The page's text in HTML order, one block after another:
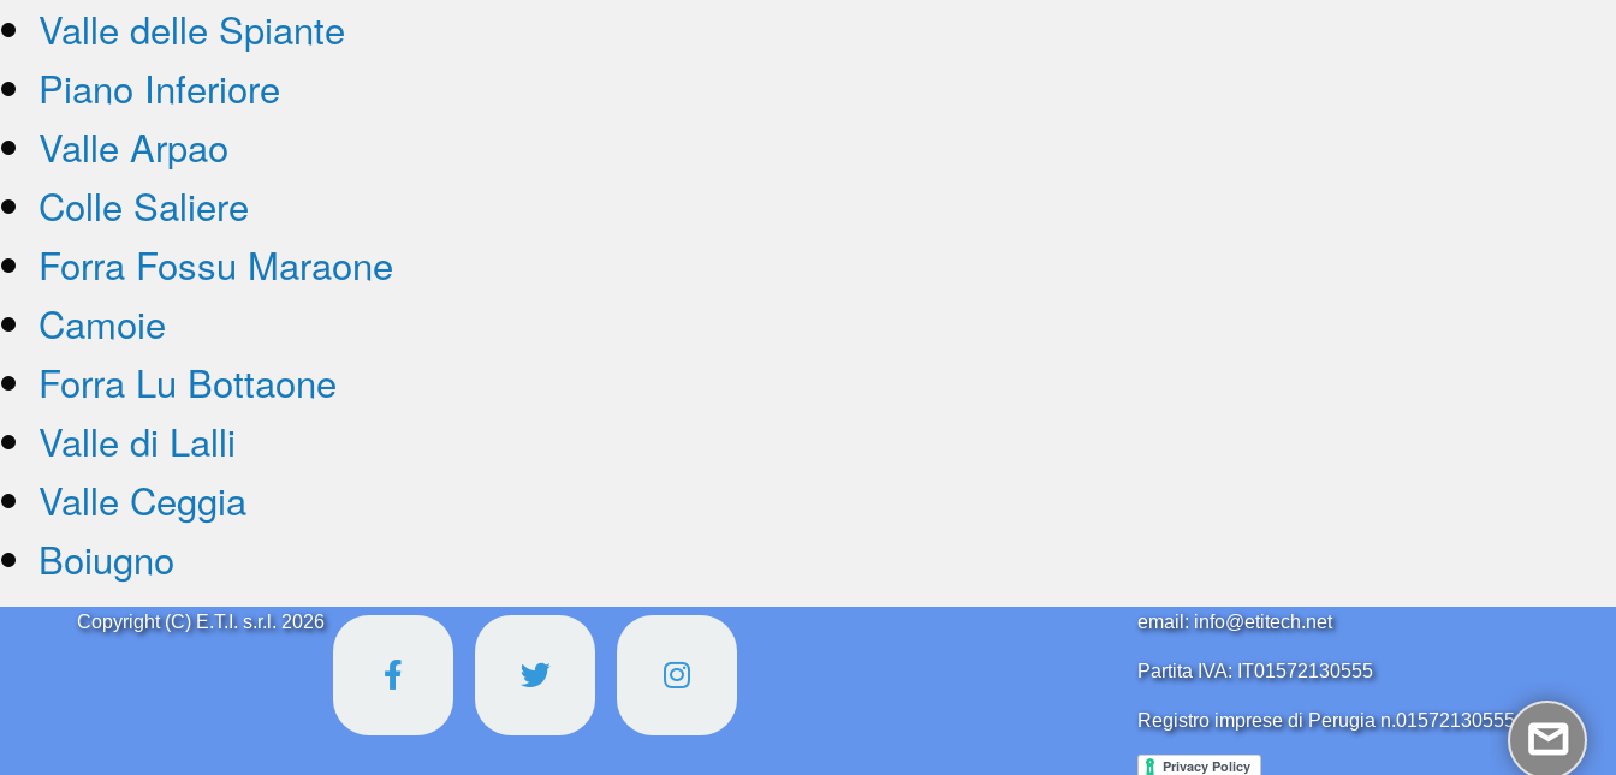
Valle delle Spiante
Piano Inferiore
Valle Arpao
Colle Saliere
Forra Fossu Maraone
Camoie
Forra Lu Bottaone
Valle di Lalli
Valle Ceggia
Boiugno
Copyright (C) E.T.I. s.r.l. 2026 email: info@etitech.net
Partita IVA: IT01572130555
Registro imprese di Perugia n.01572130555